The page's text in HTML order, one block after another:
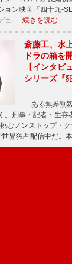
ョン映画『四十九-
ュ … 続きを読む
斎藤工、水
ドラの箱を
【インタ
シリーズ『
ある無差別
。刑事・記者・生存
むノンストップ・
界独占配信中だ。